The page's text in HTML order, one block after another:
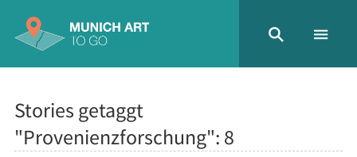
Stories getaggt
"Provenienzforschung": 8